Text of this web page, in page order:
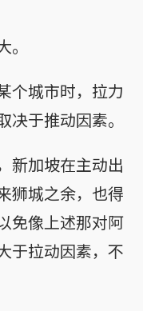
个城市时，拉力
于推动因素。
新加坡在主动出
城之余，也得
免像上述那对阿
于拉动因素，不